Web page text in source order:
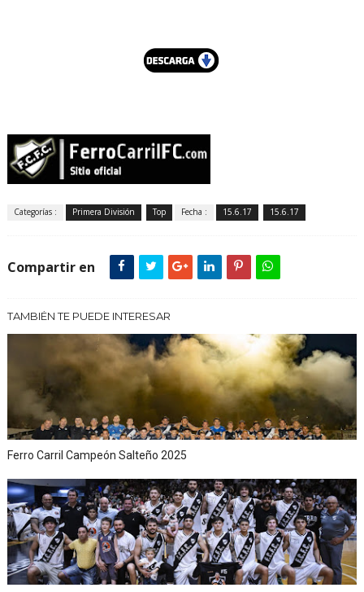
Categorías : Primera División Top Fecha : 15.6.17 15.6.17
Compartir en
TAMBIÉN TE PUEDE INTERESAR
Ferro Carril Campeón Salteño 2025